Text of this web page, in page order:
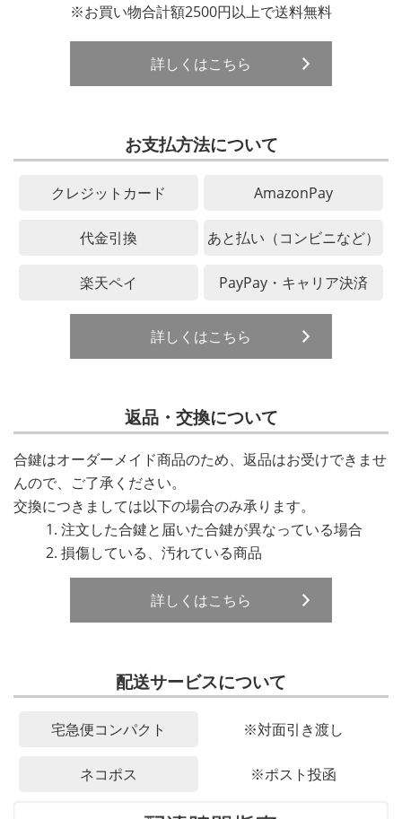
※お買い物合計額2500円以上で送料無料
詳しくはこちら
お支払方法について
クレジットカード AmazonPay
代金引換 あと払い（コンビニなど）
楽天ペイ PayPay・キャリア決済
詳しくはこちら
返品・交換について
合鍵はオーダーメイド商品のため、返品はお受けできませ
んので、ご了承ください。
交換につきましては以下の場合のみ承ります。
注文した合鍵と届いた合鍵が異なっている場合
損傷している、汚れている商品
詳しくはこちら
配送サービスについて
宅急便コンパクト ※対面引き渡し
ネコポス ※ポスト投函